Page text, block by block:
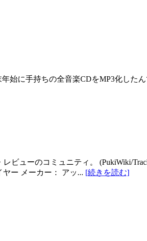
始に手持ちの全音楽CDをMP3化した
ビューのコミュニティ。 (PukiWiki/
ヤー メーカー： アッ... [続きを読む]